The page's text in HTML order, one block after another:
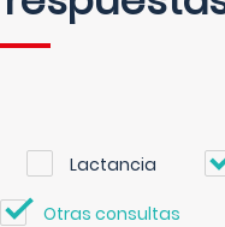
Lactancia
Otras consultas